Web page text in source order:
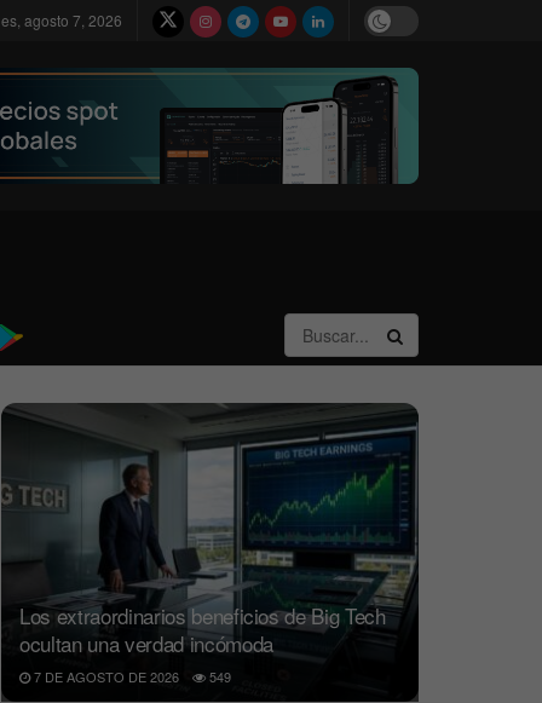
agosto 7, 2026
Los extraordinarios beneficios de Big Tech
ocultan una verdad incómoda
7 DE AGOSTO DE 2026 549